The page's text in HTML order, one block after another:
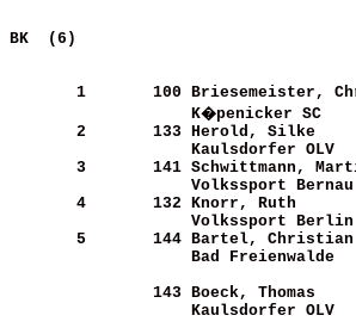
BK
       1
      100
Briesemeister,
       2
      133
Herold,
       3
      141
Volkssport
       4
      132
Knorr,
       5
      144
Bartel,
Bad
      143
Boeck,